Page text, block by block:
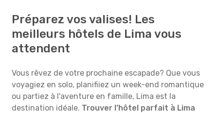
Préparez vos valises! Les
meilleurs hôtels de Lima vous
attendent
Vous rêvez de votre prochaine escapade? Que vous
voyagiez en solo, planifiiez un week-end romantique
ou partiez à l'aventure en famille, Lima est la
destination idéale. Trouver l’hôtel parfait à Lima